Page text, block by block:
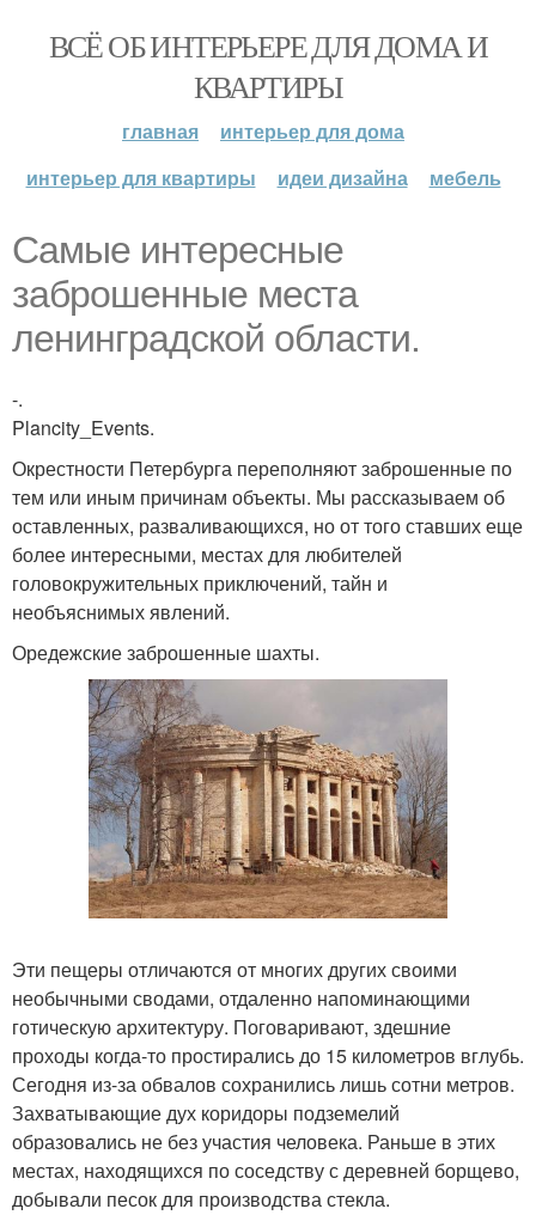
ВСЁ ОБ ИНТЕРЬЕРЕ ДЛЯ ДОМА И
КВАРТИРЫ
главная
интерьер для дома
интерьер для квартиры
идеи дизайна мебель
Самые интересные
заброшенные места
ленинградской области.
-.
Plancity_Events.
Окрестности Петербурга переполняют заброшенные по
тем или иным причинам объекты. Мы рассказываем об
оставленных, разваливающихся, но от того ставших еще
более интересными, местах для любителей
головокружительных приключений, тайн и
необъяснимых явлений.
Оредежские заброшенные шахты.
Эти пещеры отличаются от многих других своими
необычными сводами, отдаленно напоминающими
готическую архитектуру. Поговаривают, здешние
проходы когда-то простирались до 15 километров вглубь.
Сегодня из-за обвалов сохранились лишь сотни метров.
Захватывающие дух коридоры подземелий
образовались не без участия человека. Раньше в этих
местах, находящихся по соседству с деревней борщево,
добывали песок для производства стекла.